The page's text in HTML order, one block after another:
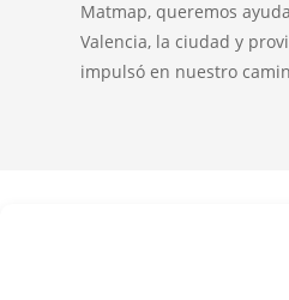
Matmap, queremos
Valencia, la ciudad y
impulsó en nuestro